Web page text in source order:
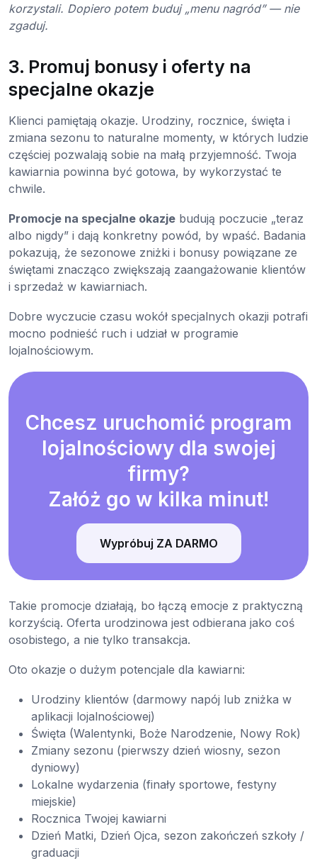
korzystali. Dopiero potem buduj „menu nagród” — nie
zgaduj.
3. Promuj bonusy i oferty na
specjalne okazje
Klienci pamiętają okazje. Urodziny, rocznice, święta i
zmiana sezonu to naturalne momenty, w których ludzie
częściej pozwalają sobie na małą przyjemność. Twoja
kawiarnia powinna być gotowa, by wykorzystać te
chwile.
Promocje na specjalne okazje budują poczucie „teraz
albo nigdy” i dają konkretny powód, by wpaść. Badania
pokazują, że sezonowe zniżki i bonusy powiązane ze
świętami znacząco zwiększają zaangażowanie klientów
i sprzedaż w kawiarniach.
Dobre wyczucie czasu wokół specjalnych okazji potrafi
mocno podnieść ruch i udział w programie
lojalnościowym.
Chcesz uruchomić program
lojalnościowy dla swojej
firmy?
Załóż go w kilka minut!
Wypróbuj ZA DARMO
Takie promocje działają, bo łączą emocje z praktyczną
korzyścią. Oferta urodzinowa jest odbierana jako coś
osobistego, a nie tylko transakcja.
Oto okazje o dużym potencjale dla kawiarni:
Urodziny klientów (darmowy napój lub zniżka w
aplikacji lojalnościowej)
Święta (Walentynki, Boże Narodzenie, Nowy Rok)
Zmiany sezonu (pierwszy dzień wiosny, sezon
dyniowy)
Lokalne wydarzenia (finały sportowe, festyny
miejskie)
Rocznica Twojej kawiarni
Dzień Matki, Dzień Ojca, sezon zakończeń szkoły /
graduacji